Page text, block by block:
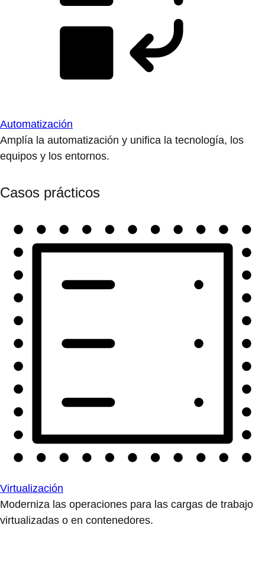
Automatización
Amplía la automatización y unifica la tecnología, los
equipos y los entornos.
Casos prácticos
Virtualización
Moderniza las operaciones para las cargas de trabajo
virtualizadas o en contenedores.